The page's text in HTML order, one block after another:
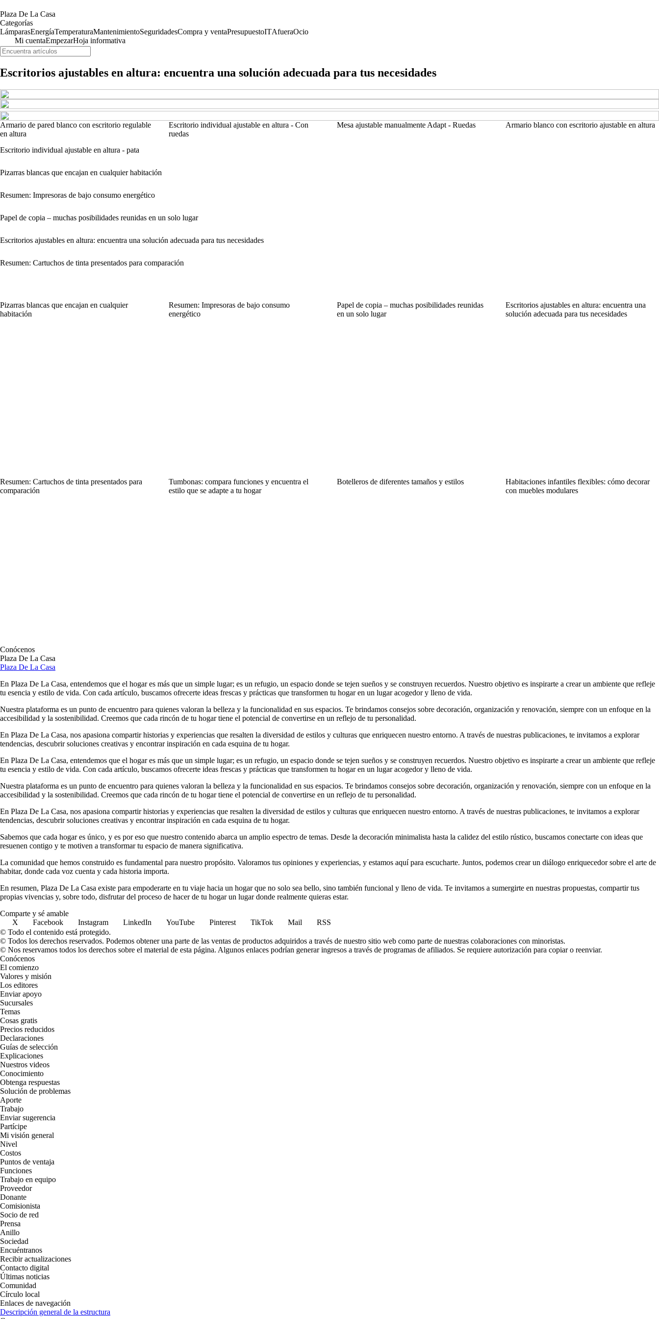
Plaza De La Casa
Categorías
LámparasEnergíaTemperaturaMantenimientoSeguridadesCompra y ventaPresupuestoITAfueraOcio
Mi cuentaEmpezarHoja informativa
Escritorios ajustables en altura: encuentra una solución adecuada para tus necesidades
Armario de pared blanco con escritorio regulable
en altura
Escritorio individual ajustable en altura - Con
ruedas
Mesa ajustable manualmente Adapt - Ruedas Armario blanco con escritorio ajustable en altura
Escritorio individual ajustable en altura - pata
Pizarras blancas que encajan en cualquier habitación
Resumen: Impresoras de bajo consumo energético
Papel de copia – muchas posibilidades reunidas en un solo lugar
Escritorios ajustables en altura: encuentra una solución adecuada para tus necesidades
Resumen: Cartuchos de tinta presentados para comparación
Pizarras blancas que encajan en cualquier
habitación
Resumen: Impresoras de bajo consumo
energético
Papel de copia – muchas posibilidades reunidas
en un solo lugar
Escritorios ajustables en altura: encuentra una
solución adecuada para tus necesidades
Resumen: Cartuchos de tinta presentados para
comparación
Tumbonas: compara funciones y encuentra el
estilo que se adapte a tu hogar
Botelleros de diferentes tamaños y estilos
Habitaciones infantiles flexibles: cómo decorar
con muebles modulares
Conócenos
Plaza De La Casa
Plaza De La Casa
En Plaza De La Casa, entendemos que el hogar es más que un simple lugar; es un refugio, un espacio donde se tejen sueños y se construyen recuerdos. Nuestro objetivo es inspirarte a crear un ambiente que refleje
tu esencia y estilo de vida. Con cada artículo, buscamos ofrecerte ideas frescas y prácticas que transformen tu hogar en un lugar acogedor y lleno de vida.
Nuestra plataforma es un punto de encuentro para quienes valoran la belleza y la funcionalidad en sus espacios. Te brindamos consejos sobre decoración, organización y renovación, siempre con un enfoque en la
accesibilidad y la sostenibilidad. Creemos que cada rincón de tu hogar tiene el potencial de convertirse en un reflejo de tu personalidad.
En Plaza De La Casa, nos apasiona compartir historias y experiencias que resalten la diversidad de estilos y culturas que enriquecen nuestro entorno. A través de nuestras publicaciones, te invitamos a explorar
tendencias, descubrir soluciones creativas y encontrar inspiración en cada esquina de tu hogar.
En Plaza De La Casa, entendemos que el hogar es más que un simple lugar; es un refugio, un espacio donde se tejen sueños y se construyen recuerdos. Nuestro objetivo es inspirarte a crear un ambiente que refleje
tu esencia y estilo de vida. Con cada artículo, buscamos ofrecerte ideas frescas y prácticas que transformen tu hogar en un lugar acogedor y lleno de vida.
Nuestra plataforma es un punto de encuentro para quienes valoran la belleza y la funcionalidad en sus espacios. Te brindamos consejos sobre decoración, organización y renovación, siempre con un enfoque en la
accesibilidad y la sostenibilidad. Creemos que cada rincón de tu hogar tiene el potencial de convertirse en un reflejo de tu personalidad.
En Plaza De La Casa, nos apasiona compartir historias y experiencias que resalten la diversidad de estilos y culturas que enriquecen nuestro entorno. A través de nuestras publicaciones, te invitamos a explorar
tendencias, descubrir soluciones creativas y encontrar inspiración en cada esquina de tu hogar.
Sabemos que cada hogar es único, y es por eso que nuestro contenido abarca un amplio espectro de temas. Desde la decoración minimalista hasta la calidez del estilo rústico, buscamos conectarte con ideas que
resuenen contigo y te motiven a transformar tu espacio de manera significativa.
La comunidad que hemos construido es fundamental para nuestro propósito. Valoramos tus opiniones y experiencias, y estamos aquí para escucharte. Juntos, podemos crear un diálogo enriquecedor sobre el arte de
habitar, donde cada voz cuenta y cada historia importa.
En resumen, Plaza De La Casa existe para empoderarte en tu viaje hacia un hogar que no solo sea bello, sino también funcional y lleno de vida. Te invitamos a sumergirte en nuestras propuestas, compartir tus
propias vivencias y, sobre todo, disfrutar del proceso de hacer de tu hogar un lugar donde realmente quieras estar.
Comparte y sé amable
X
Facebook Instagram LinkedIn YouTube Pinterest TikTok Mail
RSS
© Todo el contenido está protegido.
© Todos los derechos reservados. Podemos obtener una parte de las ventas de productos adquiridos a través de nuestro sitio web como parte de nuestras colaboraciones con minoristas.
© Nos reservamos todos los derechos sobre el material de esta página. Algunos enlaces podrían generar ingresos a través de programas de afiliados. Se requiere autorización para copiar o reenviar.
Conócenos
El comienzo
Valores y misión
Los editores
Enviar apoyo
Sucursales
Temas
Cosas gratis
Precios reducidos
Declaraciones
Guías de selección
Explicaciones
Nuestros videos
Conocimiento
Obtenga respuestas
Solución de problemas
Aporte
Trabajo
Enviar sugerencia
Partícipe
Mi visión general
Nivel
Costos
Puntos de ventaja
Funciones
Trabajo en equipo
Proveedor
Donante
Comisionista
Socio de red
Prensa
Anillo
Sociedad
Encuéntranos
Recibir actualizaciones
Contacto digital
Últimas noticias
Comunidad
Círculo local
Enlaces de navegación
Descripción general de la estructura